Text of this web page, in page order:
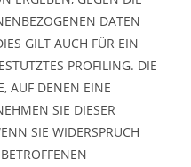
DATEN
GILT AUCH FÜR EIN
PROFILING. DIE
AUF DENEN EINE
SIE DIESER
SIE WIDERSPRUCH